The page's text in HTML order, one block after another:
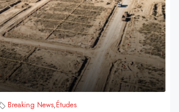
Breaking News,Études